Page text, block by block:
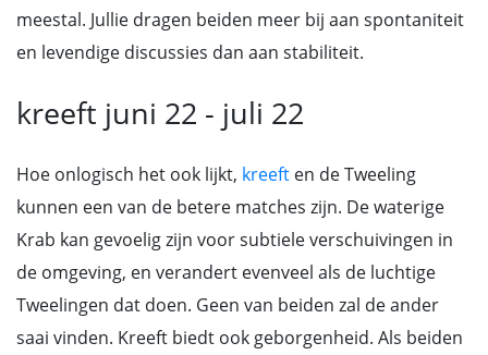
meestal. Jullie dragen beiden meer bij aan spontaniteit
en levendige discussies dan aan stabiliteit.
kreeft juni 22 - juli 22
Hoe onlogisch het ook lijkt, kreeft en de Tweeling
kunnen een van de betere matches zijn. De waterige
Krab kan gevoelig zijn voor subtiele verschuivingen in
de omgeving, en verandert evenveel als de luchtige
Tweelingen dat doen. Geen van beiden zal de ander
saai vinden. Kreeft biedt ook geborgenheid. Als beiden